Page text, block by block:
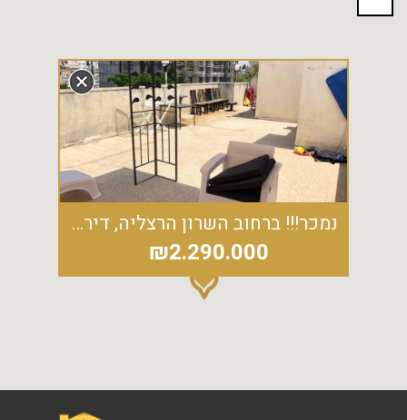
נמכר!!! ברחוב השרון הרצליה, דירת גג 5 חד' ענקית הכוללת 2 סוויטות הורים
₪2.290.000